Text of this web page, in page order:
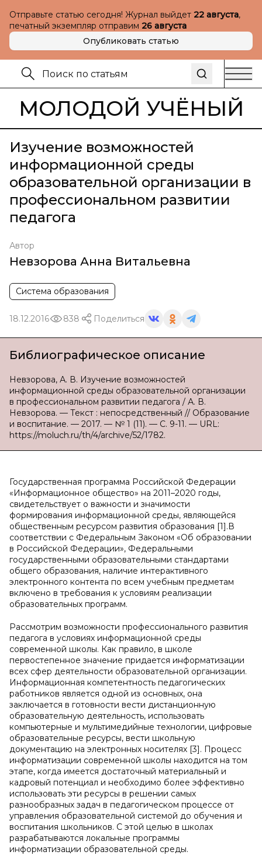
Отправьте статью сегодня! Журнал выйдет 22 августа,
печатный экземпляр отправим 26 августа
Опубликовать статью
МОЛОДОЙ УЧЁНЫЙ
Изучение возможностей
информационной среды
образовательной организации в
профессиональном развитии
педагога
Автор
Невзорова Анна Витальевна
Система образования
18.12.2016 838 Поделиться
Библиографическое описание
Невзорова, А. В. Изучение возможностей
информационной среды образовательной организации
в профессиональном развитии педагога / А. В.
Невзорова. — Текст : непосредственный // Образование
и воспитание. — 2017. — № 1 (11). — С. 9-11. — URL:
https://moluch.ru/th/4/archive/52/1782.
Государственная программа Российской Федерации
«Информационное общество» на 2011–2020 годы,
свидетельствует о важности и значимости
формирования информационной среды, являющейся
общественным ресурсом развития образования [1].В
соответствии с Федеральным Законом «Об образовании
в Российской Федерации», Федеральными
государственными образовательными стандартами
общего образования, наличие интерактивного
электронного контента по всем учебным предметам
включено в требования к условиям реализации
образовательных программ.
Рассмотрим возможности профессионального развития
педагога в условиях информационной среды
современной школы. Как правило, в школе
первостепенное значение придается информатизации
всех сфер деятельности образовательной организации.
Информационная компетентность педагогических
работников является одной из основных, она
заключается в готовности вести дистанционную
образовательную деятельность, использовать
компьютерные и мультимедийные технологии, цифровые
образовательные ресурсы, вести школьную
документацию на электронных носителях [3]. Процесс
информатизации современной школы находится на том
этапе, когда имеется достаточный материальный и
кадровый потенциал и необходимо более эффективно
использовать эти ресурсы в решении самых
разнообразных задач в педагогическом процессе от
управления образовательной системой до обучения и
воспитания школьников. С этой целью в школах
разрабатываются локальные программы
информатизации образовательной среды.